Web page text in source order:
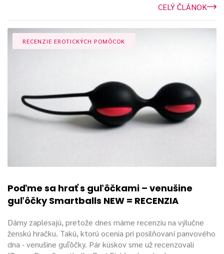
CELÝ ČLÁNOK
RECENZIE EROTICKÝCH POMÔCOK
Poďme sa hrať s guľôčkami – venušine
guľôčky Smartballs NEW = RECENZIA
Dámy zaplesajú, pretože dnes máme recenziu na výlučne
ženskú hračku. Takú, ktorú ocenia pri posilňovaní panvového
dna - venušine guľôčky. Pár kúskov sme už recenzovali